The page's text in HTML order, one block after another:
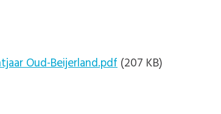
Oud-Beijerland.pdf (207 KB)